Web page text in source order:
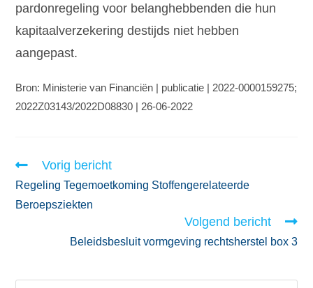
pardonregeling voor belanghebbenden die hun
kapitaalverzekering destijds niet hebben
aangepast.
Bron: Ministerie van Financiën | publicatie | 2022-0000159275;
2022Z03143/2022D08830 | 26-06-2022
Vorig bericht
Regeling Tegemoetkoming Stoffengerelateerde
Beroepsziekten
Volgend bericht
Beleidsbesluit vormgeving rechtsherstel box 3